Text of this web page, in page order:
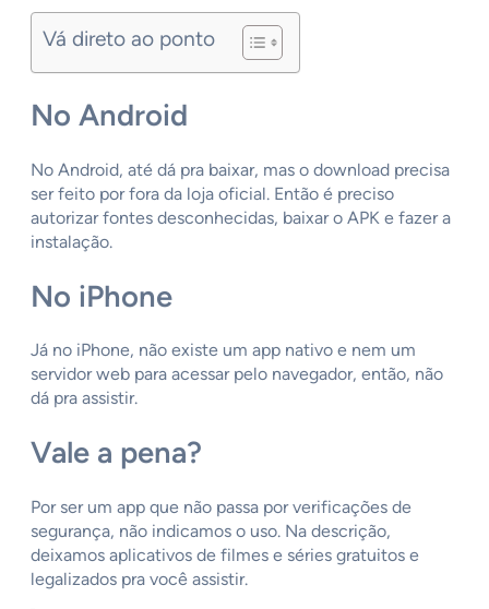
Vá direto ao ponto
No Android
No Android, até dá pra baixar, mas o download precisa
ser feito por fora da loja oficial. Então é preciso
autorizar fontes desconhecidas, baixar o APK e fazer a
instalação.
No iPhone
Já no iPhone, não existe um app nativo e nem um
servidor web para acessar pelo navegador, então, não
dá pra assistir.
Vale a pena?
Por ser um app que não passa por verificações de
segurança, não indicamos o uso. Na descrição,
deixamos aplicativos de filmes e séries gratuitos e
legalizados pra você assistir.